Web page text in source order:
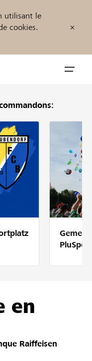
utilisant le
cookies.
Raiffeisen
en
Raiffeisen